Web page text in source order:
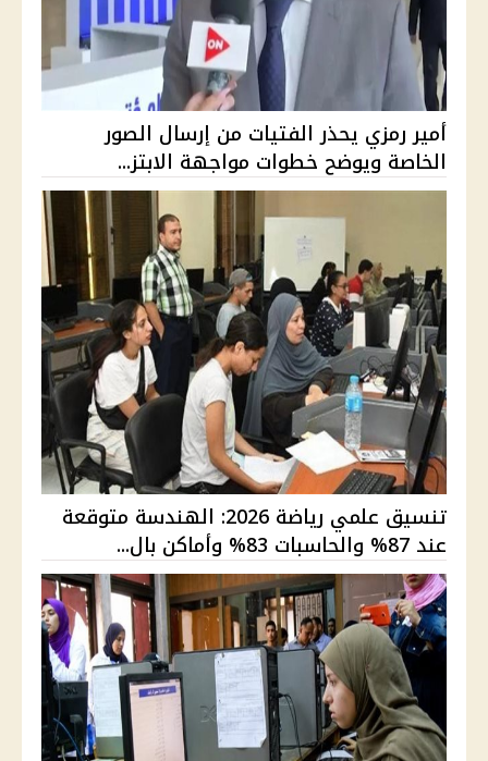
أمير رمزي يحذر الفتيات من إرسال الصور
الخاصة ويوضح خطوات مواجهة الابتز...
تنسيق علمي رياضة 2026: الهندسة متوقعة
عند 87% والحاسبات 83% وأماكن بال...